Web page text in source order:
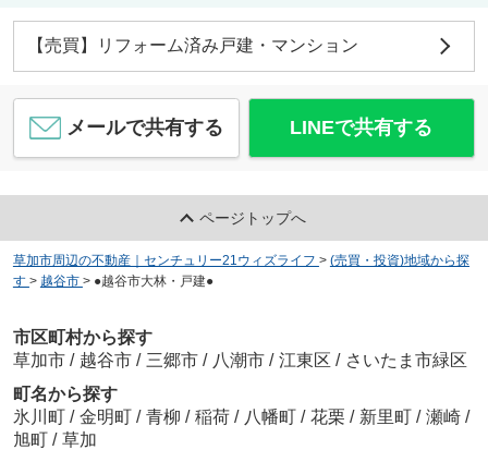
【売買】リフォーム済み戸建・マンション
メールで共有する LINEで共有する
ページトップへ
草加市周辺の不動産｜センチュリー21ウィズライフ > (売買・投資)地域から探
す > 越谷市 > ●越谷市大林・戸建●
市区町村から探す
草加市 / 越谷市 / 三郷市 / 八潮市 / 江東区 / さいたま市緑区
町名から探す
氷川町 / 金明町 / 青柳 / 稲荷 / 八幡町 / 花栗 / 新里町 / 瀬崎 /
旭町 / 草加